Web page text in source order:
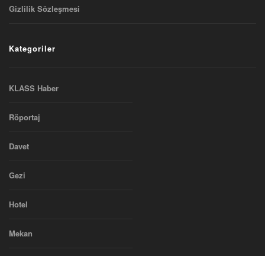
Gizlilik Sözleşmesi
Kategoriler
KLASS Haber
Röportaj
Davet
Gezi
Hotel
Mekan